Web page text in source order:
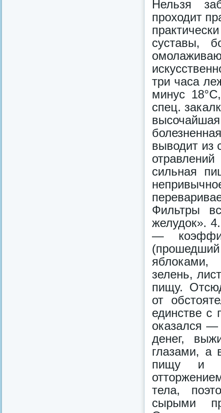
Нельзя
проходит
суставы,
три часа
минус
спец.
выводит из
сильная
Фильтры
желудок».
—
яблоками,
зелень,
пищу.
от
единстве с
оказался —
денег,
глазами, а
пищу и
тела,
сырыми